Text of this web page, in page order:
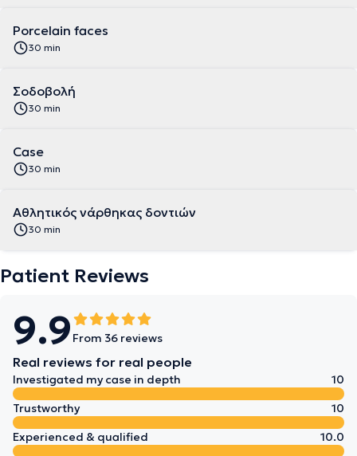
Porcelain faces
30 min
Σοδοβολή
30 min
Case
30 min
Aθλητικός νάρθηκας δοντιών
30 min
Patient Reviews
9.9 From 36 reviews
Real reviews for real people
Investigated my case in depth
10
Trustworthy
10
Experienced & qualified
10.0